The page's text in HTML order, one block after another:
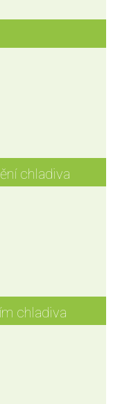
chladiva
chladiva